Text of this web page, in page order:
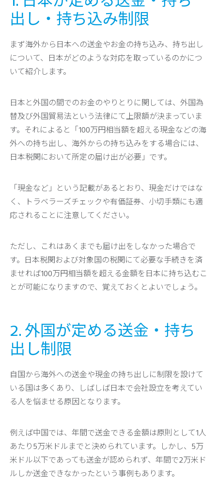
出し・持ち込み制限
まず海外から日本への送金やお金の持ち込み、持ち出し
について、日本がどのような対応を取っているのかにつ
いて紹介します。
日本と外国の間でのお金のやりとりに関しては、外国為
替及び外国貿易法という法律にて上限額が決まっていま
す。それによると「100万円相当額を超える現金などの海
外への持ち出し、海外からの持ち込みをする場合には、
日本税関において所定の届け出が必要」です。
「現金など」という記載があるとおり、現金だけではな
く、トラベラーズチェックや有価証券、小切手類にも適
応されることに注意してください。
ただし、これはあくまでも届け出をしなかった場合で
す。日本税関および対象国の税関にて必要な手続きを済
ませれば100万円相当額を超える金額を日本に持ち込むこ
とが可能になりますので、覚えておくとよいでしょう。
2. 外国が定める送金・持ち
出し制限
自国から海外への送金や現金の持ち出しに制限を設けて
いる国は多くあり、しばしば日本で会社設立を考えてい
る人を悩ませる原因となります。
例えば中国では、年間で送金できる金額は原則として1人
あたり5万米ドルまでと決められています。しかし、5万
米ドル以下であっても送金が認められず、年間で2万米ド
ルしか送金できなかったという事例もあります。